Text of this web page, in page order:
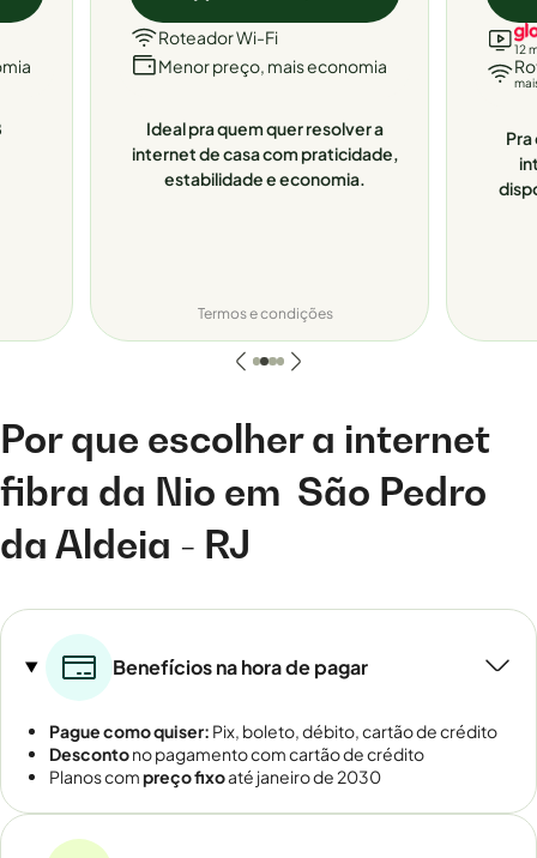
Roteador Wi-Fi
Menor preço, mais economia
Ideal pra quem quer resolver a
internet de casa com praticidade,
estabilidade e economia.
Termos e condições
12
Por que escolher a internet
fibra da Nio em São Pedro
da Aldeia - RJ
Benefícios na hora de pagar
Pague como quiser: Pix, boleto, débito, cartão de crédito
Descontono pagamento com cartão de crédito
Planos compreço fixoaté janeiro de 2030